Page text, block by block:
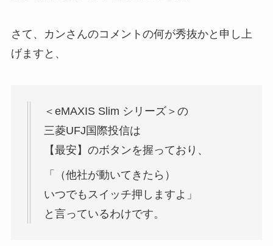
さて、カンさんのコメントの何が秀抜かと申し上
げますと、
＜eMAXIS Slim シリーズ＞の
三菱UFJ国際投信は
【最安】のボタンを握っており、
「（他社が動いてきたら）
いつでもスイッチ押しますよ」
と言っているわけです。